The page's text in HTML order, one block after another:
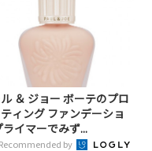
＆ ジョー ボーテのプロ
ィング ファンデーショ
ライマーでみず...
Recommended by